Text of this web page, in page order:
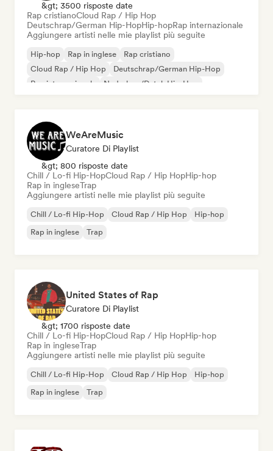
&gt; 3500 risposte date
Rap cristianoCloud Rap / Hip Hop
Deutschrap/German Hip-HopHip-hopRap internazionale
Aggiungere artisti nelle mie playlist più seguite
Hip-hop Rap in inglese
Rap cristiano
Cloud Rap / Hip Hop
Deutschrap/German Hip-Hop
Rap internazionale
Nederhop/Dutch Hip-Hop
WeAreMusic
Curatore Di Playlist
&gt; 800 risposte date
Chill / Lo-fi Hip-HopCloud Rap / Hip HopHip-hop
Rap in ingleseTrap
Aggiungere artisti nelle mie playlist più seguite
Chill / Lo-fi Hip-Hop Cloud Rap / Hip Hop
Hip-hop
Rap in inglese
Trap
United States of Rap
Curatore Di Playlist
&gt; 1700 risposte date
Chill / Lo-fi Hip-HopCloud Rap / Hip HopHip-hop
Rap in ingleseTrap
Aggiungere artisti nelle mie playlist più seguite
Chill / Lo-fi Hip-Hop Cloud Rap / Hip Hop
Hip-hop
Rap in inglese
Trap